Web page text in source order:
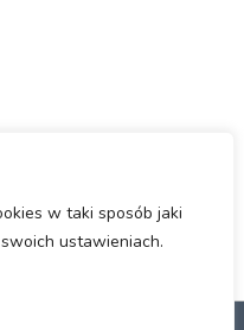
w taki sposób jaki
ustawieniach.